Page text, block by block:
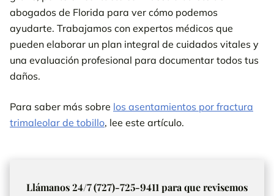
abogados de Florida para ver cómo podemos
ayudarte. Trabajamos con expertos médicos que
pueden elaborar un plan integral de cuidados vitales y
una evaluación profesional para documentar todos tus
daños.
Para saber más sobre los asentamientos por fractura
trimaleolar de tobillo, lee este artículo.
Llámanos 24/7 (727)-725-9411 para que revisemos